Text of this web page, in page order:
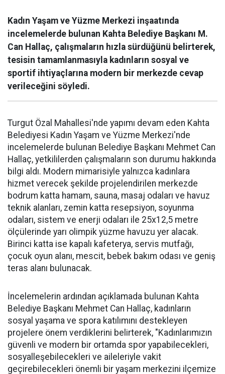
Kadın Yaşam ve Yüzme Merkezi inşaatında
incelemelerde bulunan Kahta Belediye Başkanı M.
Can Hallaç, çalışmaların hızla sürdüğünü belirterek,
tesisin tamamlanmasıyla kadınların sosyal ve
sportif ihtiyaçlarına modern bir merkezde cevap
verileceğini söyledi.
Turgut Özal Mahallesi'nde yapımı devam eden Kahta
Belediyesi Kadın Yaşam ve Yüzme Merkezi'nde
incelemelerde bulunan Belediye Başkanı Mehmet Can
Hallaç, yetkililerden çalışmaların son durumu hakkında
bilgi aldı. Modern mimarisiyle yalnızca kadınlara
hizmet verecek şekilde projelendirilen merkezde
bodrum katta hamam, sauna, masaj odaları ve havuz
teknik alanları, zemin katta resepsiyon, soyunma
odaları, sistem ve enerji odaları ile 25x12,5 metre
ölçülerinde yarı olimpik yüzme havuzu yer alacak.
Birinci katta ise kapalı kafeterya, servis mutfağı,
çocuk oyun alanı, mescit, bebek bakım odası ve geniş
teras alanı bulunacak.
İncelemelerin ardından açıklamada bulunan Kahta
Belediye Başkanı Mehmet Can Hallaç, kadınların
sosyal yaşama ve spora katılımını destekleyen
projelere önem verdiklerini belirterek, "Kadınlarımızın
güvenli ve modern bir ortamda spor yapabilecekleri,
sosyalleşebilecekleri ve aileleriyle vakit
geçirebilecekleri önemli bir yaşam merkezini ilçemize